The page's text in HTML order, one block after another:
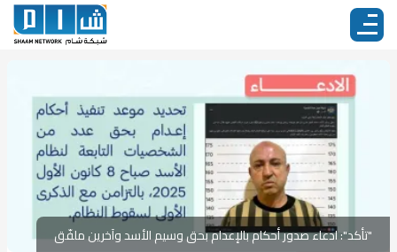
"تأكد": ادعاء صدور أحكام بالإعدام بحق وسيم الأسد وآخرين ملفّق